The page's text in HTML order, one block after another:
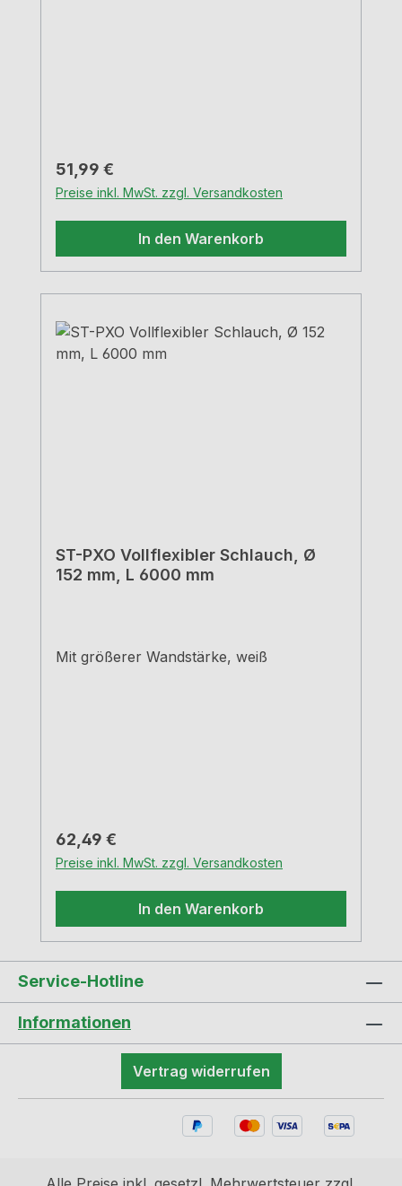
Regulärer Preis:
51,99 €
Preise inkl. MwSt. zzgl. Versandkosten
In den Warenkorb
ST-PXO Vollflexibler Schlauch, Ø
152 mm, L 6000 mm
Mit größerer Wandstärke, weiß
Regulärer Preis:
62,49 €
Preise inkl. MwSt. zzgl. Versandkosten
In den Warenkorb
Service-Hotline
Informationen
Vertrag widerrufen